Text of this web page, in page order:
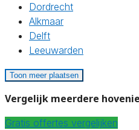
Dordrecht
Alkmaar
Delft
Leeuwarden
Toon meer plaatsen
Vergelijk meerdere
Gratis offertes vergelijken